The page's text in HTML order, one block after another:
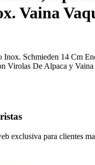
Vaina
Schmieden 14 Cm
Virolas De Alpaca y
exclusiva para clientes